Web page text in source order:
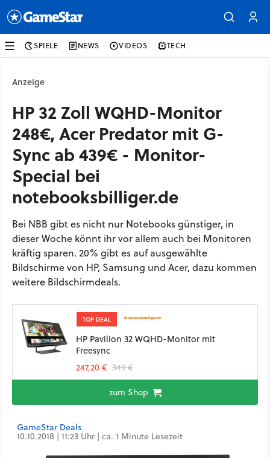
SPIELE NEWS VIDEOS TECH
Anzeige
HP 32 Zoll WQHD-Monitor
248€, Acer Predator mit G-
Sync ab 439€ - Monitor-
Special bei
notebooksbilliger.de
Bei NBB gibt es nicht nur Notebooks günstiger, in
dieser Woche könnt ihr vor allem auch bei Monitoren
kräftig sparen. 20% gibt es auf ausgewählte
Bildschirme von HP, Samsung und Acer, dazu kommen
weitere Bildschirmdeals.
TOP DEAL
HP Pavilion 32 WQHD-Monitor mit
Freesync
247,20 € 349 €
zum Shop
GameStar Deals
10.10.2018 | 11:23 Uhr | ca. 1 Minute Lesezeit